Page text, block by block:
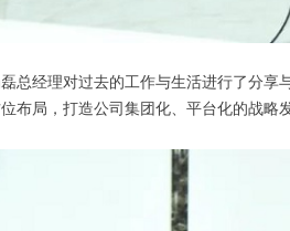
总经理对过去的工作与生活进行了分享
布局，打造公司集团化、平台化的战略